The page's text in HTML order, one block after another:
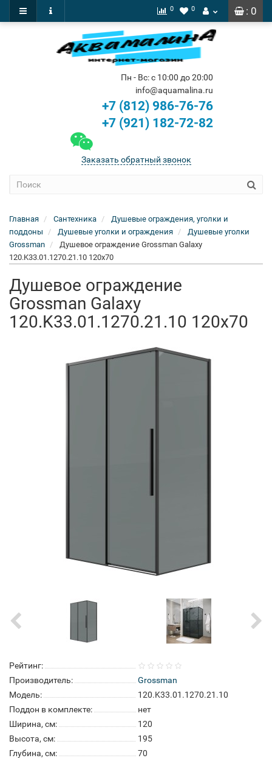
: 0
0 0
Пн - Вс: с 10:00 до 20:00
info@aquamalina.ru
+7 (812) 986-76-76
+7 (921) 182-72-82
Заказать обратный звонок
Главная Сантехника
Душевые ограждения, уголки и
поддоны
Душевые уголки и ограждения
Душевые уголки
Grossman
Душевое ограждение Grossman Galaxy
120.K33.01.1270.21.10 120x70
Душевое ограждение
Grossman Galaxy
120.K33.01.1270.21.10 120x70
Рейтинг:
Производитель:
Grossman
Модель:
120.K33.01.1270.21.10
Поддон в комплекте:
нет
Ширина, см:
120
Высота, см:
195
Глубина, см:
70